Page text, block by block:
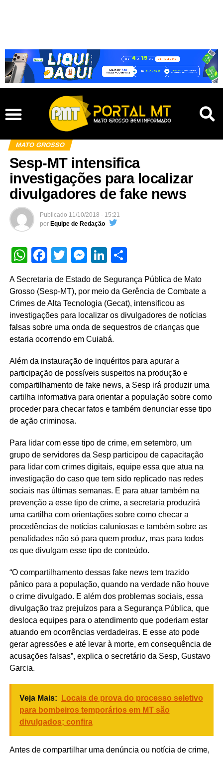
MATO GROSSO
Sesp-MT intensifica
investigações para localizar
divulgadores de fake news
Publicado 11/10/2018 - 15:21
por Equipe de Redação
WhatsApp
Facebook
TwitterMessenger
LinkedIn
A Secretaria de Estado de Segurança Pública de Mato
Grosso (Sesp-MT), por meio da Gerência de Combate a
Crimes de Alta Tecnologia (Gecat), intensificou as
investigações para localizar os divulgadores de notícias
falsas sobre uma onda de sequestros de crianças que
estaria ocorrendo em Cuiabá.
Além da instauração de inquéritos para apurar a
participação de possíveis suspeitos na produção e
compartilhamento de fake news, a Sesp irá produzir uma
cartilha informativa para orientar a população sobre como
proceder para checar fatos e também denunciar esse tipo
de ação criminosa.
Para lidar com esse tipo de crime, em setembro, um
grupo de servidores da Sesp participou de capacitação
para lidar com crimes digitais, equipe essa que atua na
investigação do caso que tem sido replicado nas redes
sociais nas últimas semanas. E para atuar também na
prevenção a esse tipo de crime, a secretaria produzirá
uma cartilha com orientações sobre como checar a
procedências de notícias caluniosas e também sobre as
penalidades não só para quem produz, mas para todos
os que divulgam esse tipo de conteúdo.
“O compartilhamento dessas fake news tem trazido
pânico para a população, quando na verdade não houve
o crime divulgado. E além dos problemas sociais, essa
divulgação traz prejuízos para a Segurança Pública, que
desloca equipes para o atendimento que poderiam estar
atuando em ocorrências verdadeiras. E esse ato pode
gerar agressões e até levar à morte, em consequência de
acusações falsas”, explica o secretário da Sesp, Gustavo
Garcia.
Veja Mais:
Locais de prova do processo seletivo
para bombeiros temporários em MT são
divulgados; confira
Antes de compartilhar uma denúncia ou notícia de crime,